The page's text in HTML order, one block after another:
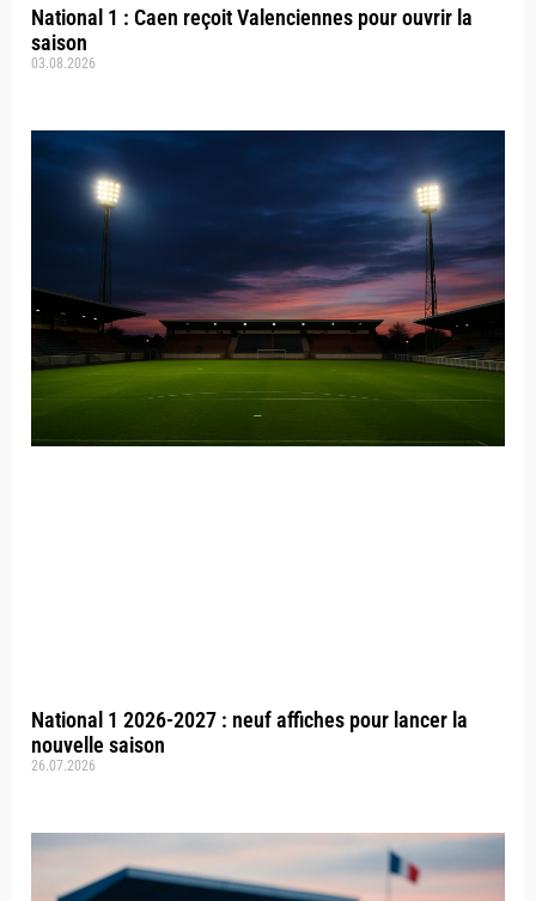
National 1 : Caen reçoit Valenciennes pour ouvrir la
saison
03.08.2026
National 1 2026-2027 : neuf affiches pour lancer la
nouvelle saison
26.07.2026